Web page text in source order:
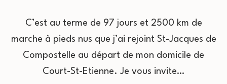
C’est au terme de 97 jours et 2500 km de
marche à pieds nus que j’ai rejoint St-Jacques de
Compostelle au départ de mon domicile de
Court-St-Etienne. Je vous invite…